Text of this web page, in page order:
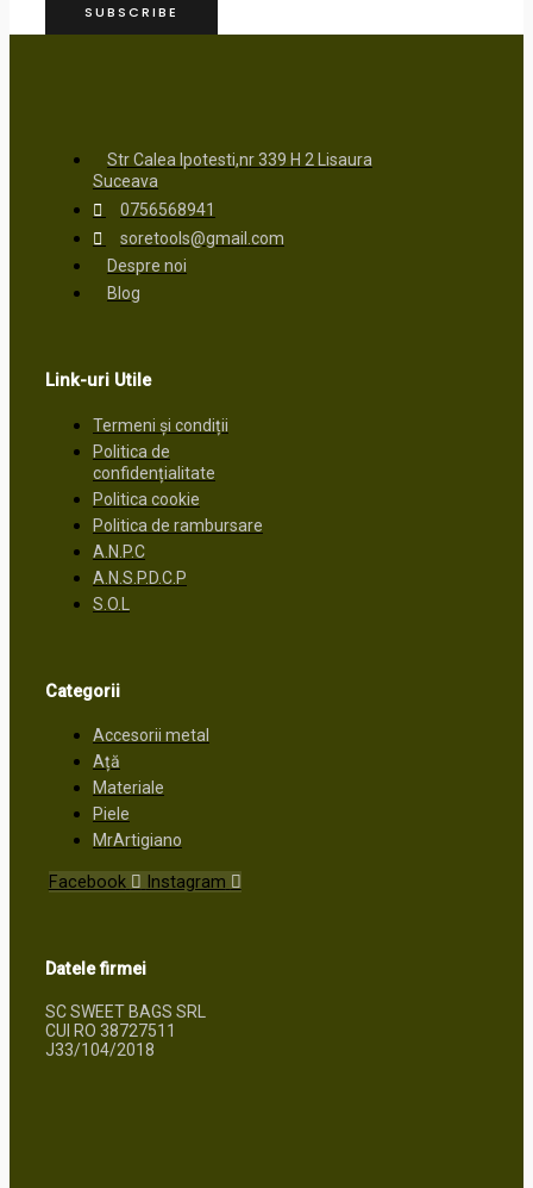
SUBSCRIBE
Str Calea Ipotesti,nr 339 H 2 Lisaura
Suceava
0756568941
soretools@gmail.com
Despre noi
Blog
Link-uri Utile
Termeni și condiții
Politica de
confidențialitate
Politica cookie
Politica de rambursare
A.N.P.C
A.N.S.P.D.C.P
S.O.L
Categorii
Accesorii metal
Ață
Materiale
Piele
MrArtigiano
Facebook Instagram
Datele firmei
SC SWEET BAGS SRL
CUI RO 38727511
J33/104/2018